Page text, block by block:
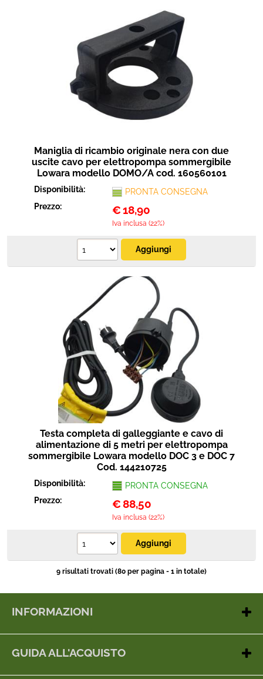
Maniglia di ricambio originale nera con due
uscite cavo per elettropompa sommergibile
Lowara modello DOMO/A cod. 160560101
Disponibilità:
PRONTA CONSEGNA
Prezzo:
€18,90
Iva inclusa (22%)
Testa completa di galleggiante e cavo di
alimentazione di 5 metri per elettropompa
sommergibile Lowara modello DOC 3 e DOC 7
Cod. 144210725
Disponibilità:
PRONTA CONSEGNA
Prezzo:
€88,50
Iva inclusa (22%)
9 risultati trovati (80 per pagina - 1 in totale)
INFORMAZIONI
Dove siamo
Gestione cookie
GUIDA ALL'ACQUISTO